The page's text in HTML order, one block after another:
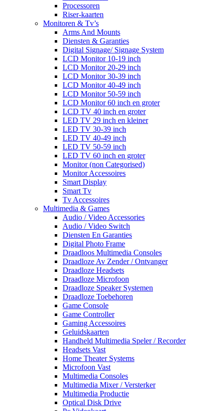
Processoren
Riser-kaarten
Monitoren & Tv’s
Arms And Mounts
Diensten & Garanties
Digital Signage/ Signage System
LCD Monitor 10-19 inch
LCD Monitor 20-29 inch
LCD Monitor 30-39 inch
LCD Monitor 40-49 inch
LCD Monitor 50-59 inch
LCD Monitor 60 inch en groter
LCD TV 40 inch en groter
LED TV 29 inch en kleiner
LED TV 30-39 inch
LED TV 40-49 inch
LED TV 50-59 inch
LED TV 60 inch en groter
Monitor (non Categorised)
Monitor Accessoires
Smart Display
Smart Tv
Tv Accessoires
Multimedia & Games
Audio / Video Accessories
Audio / Video Switch
Diensten En Garanties
Digital Photo Frame
Draadloos Multimedia Consoles
Draadloze Av Zender / Ontvanger
Draadloze Headsets
Draadloze Microfoon
Draadloze Speaker Systemen
Draadloze Toebehoren
Game Console
Game Controller
Gaming Accessoires
Geluidskaarten
Handheld Multimedia Speler / Recorder
Headsets Vast
Home Theater Systems
Microfoon Vast
Multimedia Consoles
Multimedia Mixer / Versterker
Multimedia Productie
Optical Disk Drive